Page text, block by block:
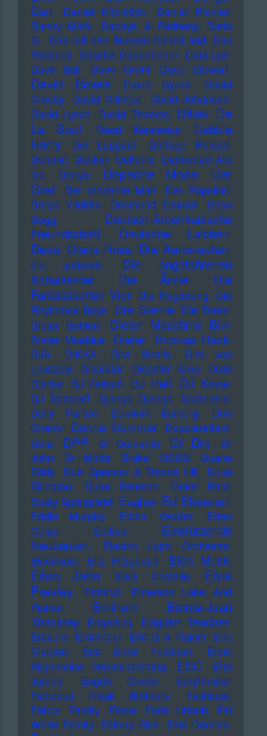
Dan
Daniel Küblböck
Daniel Richter
Danny Mark
Dapayk & Padberg
Dario
G. Das mit den Blumen tut mir leid Das
Paradies Dascha Dauenhauer Data Luv
Dave Ball
Dave Grohl Dave Stewart
David Bowie David Byrne
David
Crosby David Gilmour David Johansen
David Lynch David Thomas Dälek De
La Soul
Dead Kennedys
Debbie
Harry
Def Leppard
Defrage Reload
Defunkt Dekker Delfonic Demented Are
Go
Denyo Depeche Mode
Der
Graf
Der moderne Man
Der Popolski
Derya Yildirim
Desmond Dekker
Deso
Dogg
Deutsch-Amerikanische
Freundschaft
Deutsche Laichen
Devo Diana Ross Die Aeronauten
die anderen
Die angefahrenen
Schulkinder
Die Ärzte
Die
Fantastischen Vier Die Regierung Die
Rhythmus Boys Die Sterne Die Türen
Dieter Bohlen
Dieter Maschine Birr
Dieter Moebius Dieter Thomas Heck
DiIV DIKKA Dire Straits
Dirk von
Lowtzow
Disarstar Disaster Area
Dixie
Chicks DJ Fetisch DJ Hell DJ Koze
DJ Tomcraft Django Django
Doctorella
Dolly Parton
Dominik Eulberg
Don
Cherry Donna Summer Dopplereffekt
Dota
DPP Dr Demento Dr Dre
Dr
John
Dr Motte Drake DSDS
Duane
Eddy
Dub Spencer & Trance Hill
Duke
Ellington
Duke Pearson
Duke Reid
Dusty Springfield Eagles Ed Sheeran
Eddie Murphy Eddie Vedder
Eden
Golan
Editors
Einstürzende
Neubauten
Electric Light Orchestra
Electronic
Ella Fitzgerald Elon Musk
Elton John Elvis Costello
Elvis
Presley
Embryo
Emerson Lake And
Palmer
Eminem
Emma-Jean
Thackray
Engerling English Teacher
Erasure Erdmöbel Eric B & Rakim Eric
Clapton
Eric Drew Feldman
Erste
Allgemeine Verunsicherung
ESC
Etta
James
Eugen Cicero
Eurythmics
Fabulous Freak Brothers
Faithless
Falco Family Farce Farin Urlaub
Fat
White Family Fatboy Slim Fats Domino